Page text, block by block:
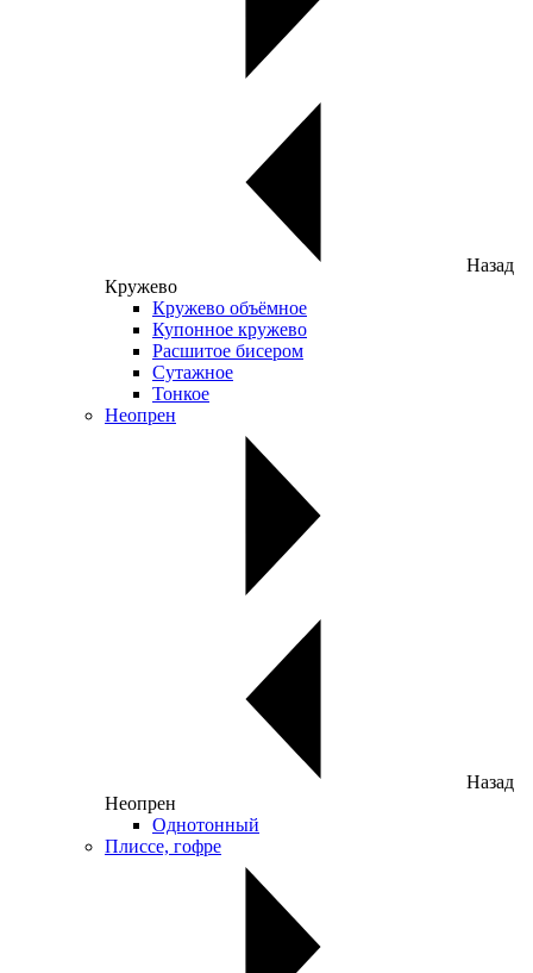
Назад
Кружево
Кружево объёмное
Купонное кружево
Расшитое бисером
Сутажное
Тонкое
Неопрен
Назад
Неопрен
Однотонный
Плиссе, гофре